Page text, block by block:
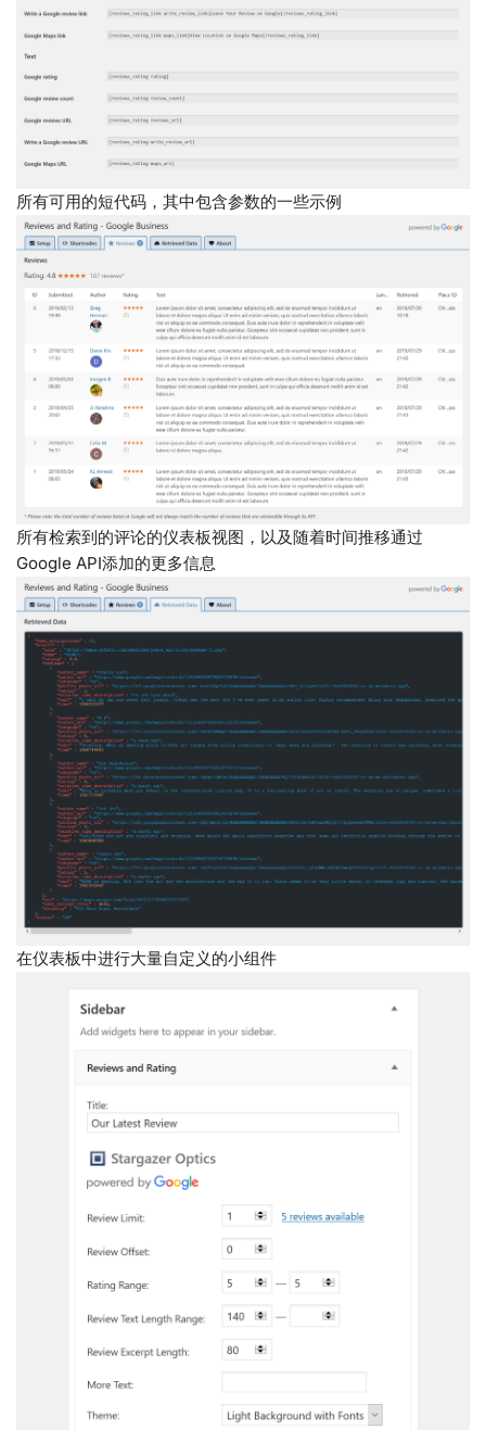
所有可用的短代码，其中包含参数的一些示例
所有检索到的评论的仪表板视图，以及随着时间推移通过
Google API添加的更多信息
在仪表板中进行大量自定义的小组件